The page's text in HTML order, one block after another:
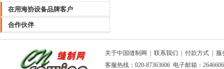
在用海协设备品牌客户
合作伙伴
关于中国缝制网 联系我们 付款方式
服
客服热线：020-87363606 电子邮箱：